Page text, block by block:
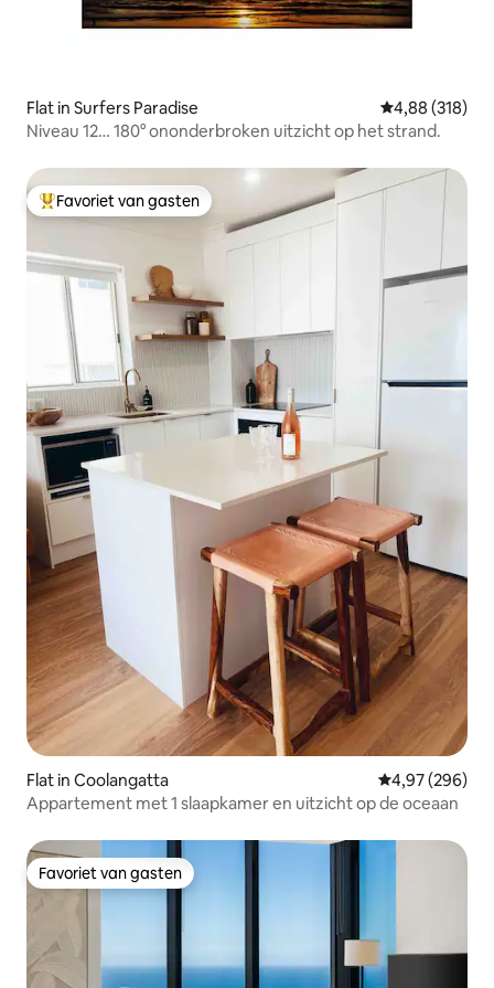
Flat in Surfers Paradise Gemiddelde
4,88 (318)
Niveau 12… 180° ononderbroken uitzicht op het strand.
Topfavoriet van gasten
Favoriet van gasten
Flat in Coolangatta Gemiddelde
4,97 (296)
Appartement met 1 slaapkamer en uitzicht op de oceaan
Favoriet van gasten
Favoriet van gasten